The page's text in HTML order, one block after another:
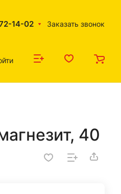
14-02 Заказать звонок
40